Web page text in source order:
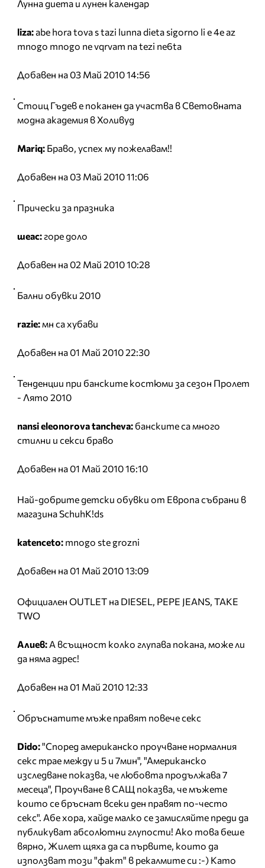
Лунна диета и лунен календар
liza: abe hora tova s tazi lunna dieta sigorno li e 4e az
mnogo mnogo ne vqrvam na tezi ne6ta
Добавен на 03 Май 2010 14:56
Стоиц Гъдев е поканен да участва в Световната
модна академия в Холивуд
Mariq: Браво, успех му пожелавам!!
Добавен на 03 Май 2010 11:06
Прически за празника
шеас:горе доло
Добавен на 02 Май 2010 10:28
Бални обувки 2010
razie:мн са хубави
Добавен на 01 Май 2010 22:30
Тенденции при банските костюми за сезон Пролет
- Лято 2010
nansi eleonorova tancheva: банските са много
стилни и секси браво
Добавен на 01 Май 2010 16:10
Най-добрите детски обувки от Европа събрани в
магазина SchuhK!ds
katenceto: mnogo ste grozni
Добавен на 01 Май 2010 13:09
Официален OUTLET на DIESEL, PEPE JEANS, TAKE
TWO
Алиев: А всъщност колко глупава покана, може ли
да няма адрес!
Добавен на 01 Май 2010 12:33
Обръснатите мъже правят повече секс
Dido:"Според американско проучване нормалния
секс трае между и 5 и 7мин", "Американско
изследване показва, че любовта продължава 7
месеца", Проучване в САЩ показва, че мъжете
които се бръснат всеки ден правят по-често
секс". Абе хора, хайде малко се замисляйте преди да
публикуват абсолютни глупости! Ако това беше
вярно, Жилет щяха да са първите, които да
използват този "факт" в рекалмите си :-) Като